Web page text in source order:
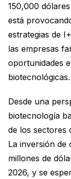
150,000
está
estrategias de
las empresas
oportunidades
biotecnológicas.
Desde una
biotecnología
de los sectores
La inversión de
millones de
2026, y se